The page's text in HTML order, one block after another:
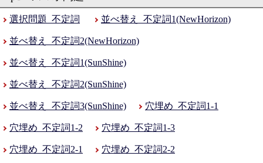
選択問題_不定詞 並べ替え_不定詞1(NewHorizon)
並べ替え_不定詞2(NewHorizon)
並べ替え_不定詞1(SunShine)
並べ替え_不定詞2(SunShine)
並べ替え_不定詞3(SunShine) 穴埋め_不定詞1-1
穴埋め_不定詞1-2 穴埋め_不定詞1-3
穴埋め_不定詞2-1 穴埋め_不定詞2-2